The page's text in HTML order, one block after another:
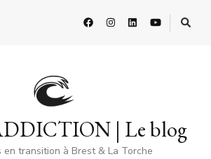
| Le blog
en transition à Brest & La Torche